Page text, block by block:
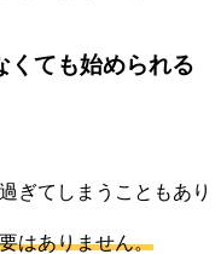
くても始められる
ぎてしまうこともあり
はありません。